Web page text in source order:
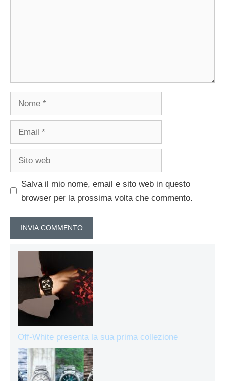
Salva il mio nome, email e sito web in questo
browser per la prossima volta che commento.
Off-White presenta la sua prima collezione